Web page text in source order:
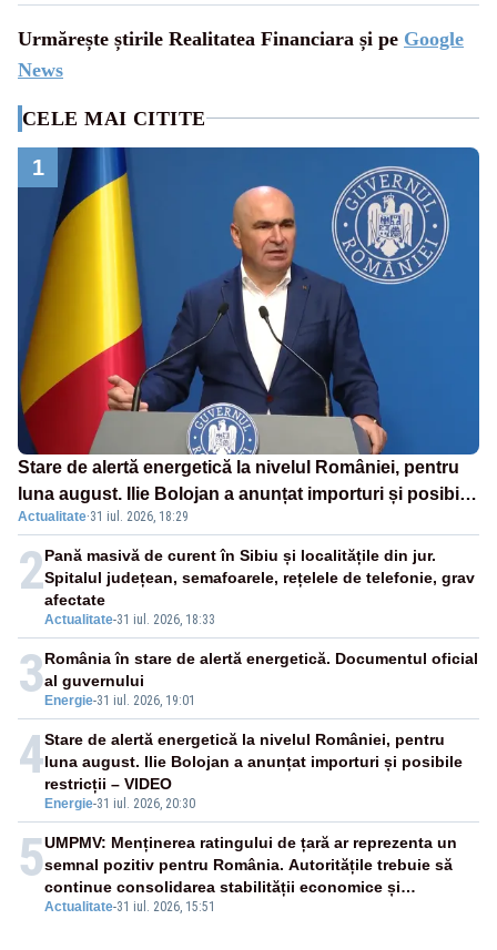
Urmărește știrile Realitatea Financiara și pe Google
News
CELE MAI CITITE
1
Stare de alertă energetică la nivelul României, pentru
luna august. Ilie Bolojan a anunțat importuri și posibile
restricții – VIDEO
Actualitate·31 iul. 2026, 18:29
2
Actualitate-31 iul. 2026, 18:33
Pană masivă de curent în Sibiu și localitățile din jur.
Spitalul județean, semafoarele, rețelele de telefonie, grav
afectate
3 Energie-31 iul. 2026, 19:01
România în stare de alertă energetică. Documentul oficial
al guvernului
4
Energie-31 iul. 2026, 20:30
Stare de alertă energetică la nivelul României, pentru
luna august. Ilie Bolojan a anunțat importuri și posibile
restricții – VIDEO
5
Actualitate-31 iul. 2026, 15:51
UMPMV: Menținerea ratingului de țară ar reprezenta un
semnal pozitiv pentru România. Autoritățile trebuie să
continue consolidarea stabilității economice și
financiare